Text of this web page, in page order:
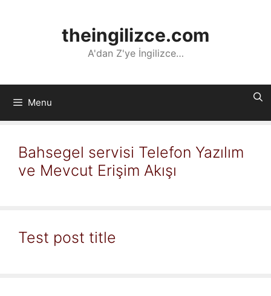
theingilizce.com
A'dan Z'ye İngilizce…
Menu
Bahsegel servisi Telefon Yazılım
ve Mevcut Erişim Akışı
Test post title